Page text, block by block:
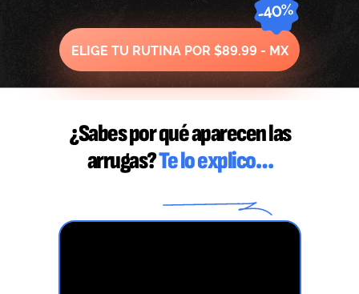
ELIGE TU RUTINA POR $89.99 - MX
¿Sabes por qué aparecen las
arrugas?Te lo explico…